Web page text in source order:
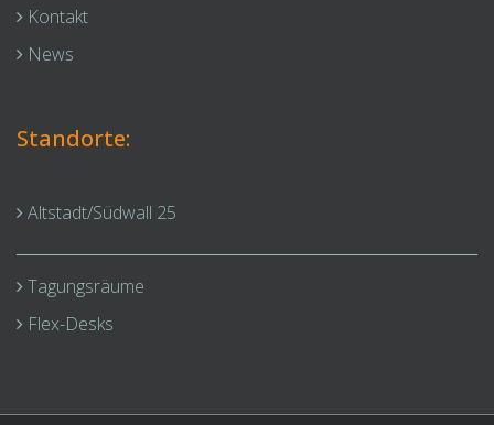
Kontakt
News
Standorte:
Altstadt/Südwall 25
Tagungsräume
Flex-Desks